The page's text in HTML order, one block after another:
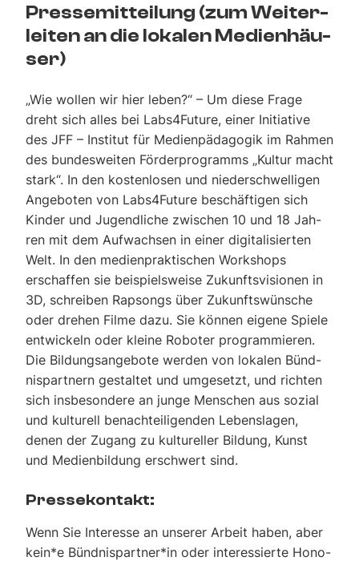
Pres­se­mit­tei­lung (zum Wei­ter­
lei­ten an die loka­len Medi­en­häu­
ser)
„Wie wol­len wir hier leben?“ – Um die­se Fra­ge
dreht sich alles bei Labs4Future, einer Initia­ti­ve
des JFF – Insti­tut für Medi­en­päd­ago­gik im Rah­men
des bun­des­wei­ten För­der­pro­gramms „Kul­tur macht
stark“. In den kos­ten­lo­sen und nie­der­schwel­li­gen
Ange­bo­ten von Labs4Future beschäf­ti­gen sich
Kin­der und Jugend­li­che zwi­schen 10 und 18 Jah­
ren mit dem Auf­wach­sen in einer digi­ta­li­sier­ten
Welt. In den medi­en­prak­ti­schen Work­shops
erschaf­fen sie bei­spiels­wei­se Zukunfts­vi­sio­nen in
3D, schrei­ben Rap­songs über Zukunfts­wün­sche
oder dre­hen Fil­me dazu. Sie kön­nen eige­ne Spie­le
ent­wi­ckeln oder klei­ne Robo­ter pro­gram­mie­ren.
Die Bil­dungs­an­ge­bo­te wer­den von loka­len Bünd­
nis­part­nern gestal­tet und umge­setzt, und rich­ten
sich ins­be­son­de­re an jun­ge Men­schen aus sozi­al
und kul­tu­rell benach­tei­li­gen­den Lebens­la­gen,
denen der Zugang zu kul­tu­rel­ler Bil­dung, Kunst
und Medi­en­bil­dung erschwert sind.
Pres­se­kon­takt:
Wenn Sie Inter­es­se an unse­rer Arbeit haben, aber
kein*e Bündnispartner*in oder inter­es­sier­te Hono­